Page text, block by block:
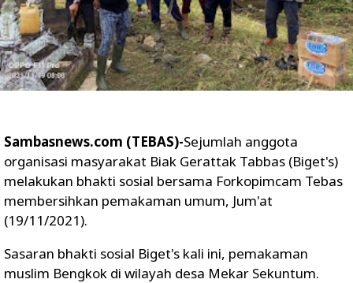
Sambasnews.com (TEBAS)-Sejumlah anggota
organisasi masyarakat Biak Gerattak Tabbas (Biget's)
melakukan bhakti sosial bersama Forkopimcam Tebas
membersihkan pemakaman umum, Jum'at
(19/11/2021).
Sasaran bhakti sosial Biget's kali ini, pemakaman
muslim Bengkok di wilayah desa Mekar Sekuntum.